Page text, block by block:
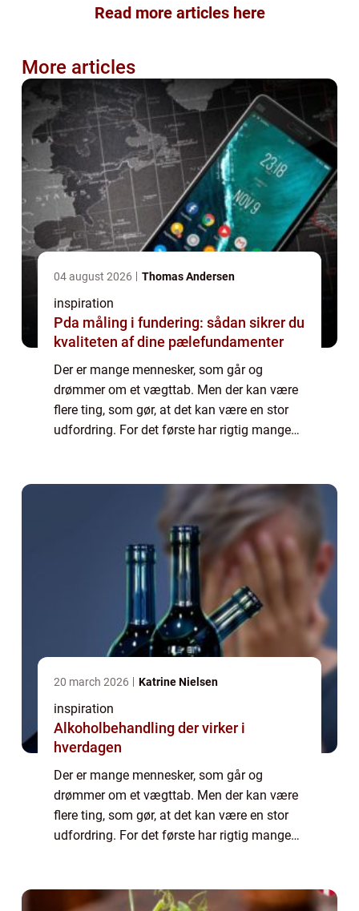
Read more articles here
More articles
04 august 2026 Thomas Andersen
inspiration
Pda måling i fundering: sådan sikrer du
kvaliteten af dine pælefundamenter
Der er mange mennesker, som går og
drømmer om et vægttab. Men der kan være
flere ting, som gør, at det kan være en stor
udfordring. For det første har rigtig mange
20 march 2026 Katrine Nielsen
inspiration
Alkoholbehandling der virker i
hverdagen
Der er mange mennesker, som går og
drømmer om et vægttab. Men der kan være
flere ting, som gør, at det kan være en stor
udfordring. For det første har rigtig mange